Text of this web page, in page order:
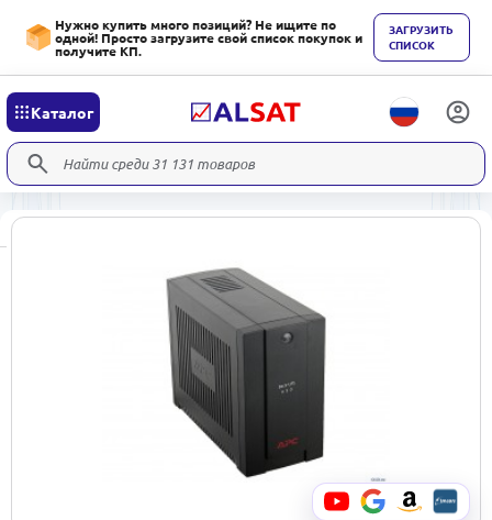
Нужно купить много позиций? Не ищите по
одной! Просто загрузите свой список покупок и
получите КП.
ЗАГРУЗИТЬ
СПИСОК
Каталог